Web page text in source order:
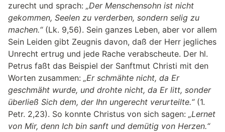
zurecht und sprach: „Der Menschensohn ist nicht
gekommen, Seelen zu verderben, sondern selig zu
machen.“(Lk. 9,56). Sein ganzes Leben, aber vor allem
Sein Leiden gibt Zeugnis davon, daß der Herr jegliches
Unrecht ertrug und jede Rache verabscheute. Der hl.
Petrus faßt das Beispiel der Sanftmut Christi mit den
Worten zusammen: „Er schmähte nicht, da Er
geschmäht wurde, und drohte nicht, da Er litt, sonder
überließ Sich dem, der Ihn ungerecht verurteilte.“(1.
Petr. 2,23). So konnte Christus von sich sagen: „Lernet
von Mir, denn Ich bin sanft und demütig von Herzen.“